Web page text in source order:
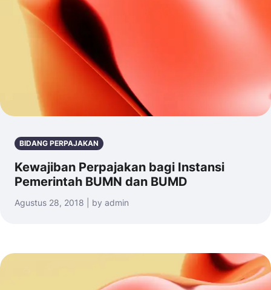
BIDANG PERPAJAKAN
Kewajiban Perpajakan bagi Instansi
Pemerintah BUMN dan BUMD
Agustus 28, 2018 | by admin